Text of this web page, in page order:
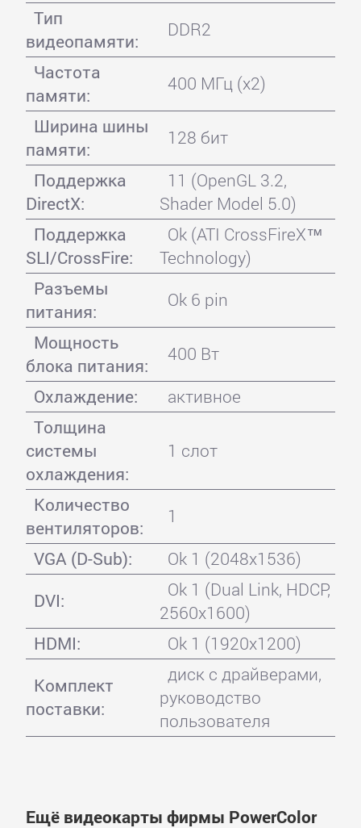
Тип
видеопамяти:
DDR2
Частота
памяти:
400 МГц (x2)
Ширина шины
памяти:
128 бит
Поддержка
DirectX:
11 (OpenGL 3.2,
Shader Model 5.0)
Поддержка
SLI/CrossFire:
Ok (ATI CrossFireX™
Technology)
Разъемы
питания:
Ok 6 pin
Мощность
блока питания:
400 Вт
Охлаждение:
активное
Толщина
системы
охлаждения:
1 слот
Количество
вентиляторов:
1
VGA (D-Sub):
Ok 1 (2048x1536)
DVI:
Ok 1 (Dual Link, HDCP,
2560x1600)
HDMI:
Ok 1 (1920x1200)
Комплект
поставки:
диск с драйверами,
руководство
пользователя
Ещё видеокарты фирмы PowerColor